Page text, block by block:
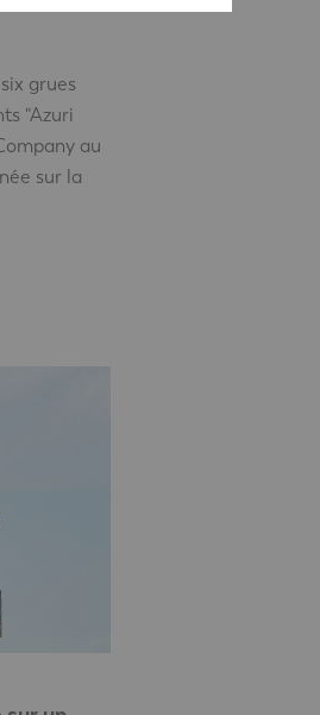
grues
"Azuri
au
sur la